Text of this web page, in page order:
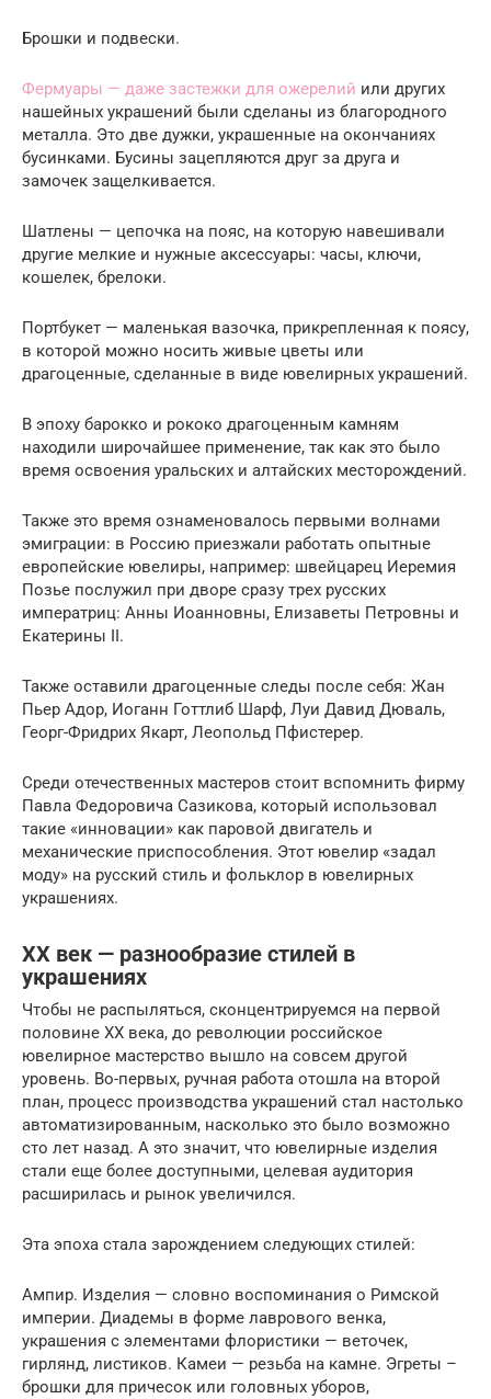
Брошки и подвески.
Фермуары — даже застежки для ожерелий или других
нашейных украшений были сделаны из благородного
металла. Это две дужки, украшенные на окончаниях
бусинками. Бусины зацепляются друг за друга и
замочек защелкивается.
Шатлены — цепочка на пояс, на которую навешивали
другие мелкие и нужные аксессуары: часы, ключи,
кошелек, брелоки.
Портбукет — маленькая вазочка, прикрепленная к поясу,
в которой можно носить живые цветы или
драгоценные, сделанные в виде ювелирных украшений.
В эпоху барокко и рококо драгоценным камням
находили широчайшее применение, так как это было
время освоения уральских и алтайских месторождений.
Также это время ознаменовалось первыми волнами
эмиграции: в Россию приезжали работать опытные
европейские ювелиры, например: швейцарец Иеремия
Позье послужил при дворе сразу трех русских
императриц: Анны Иоанновны, Елизаветы Петровны и
Екатерины II.
Также оставили драгоценные следы после себя: Жан
Пьер Адор, Иоганн Готтлиб Шарф, Луи Давид Дюваль,
Георг-Фридрих Якарт, Леопольд Пфистерер.
Среди отечественных мастеров стоит вспомнить фирму
Павла Федоровича Сазикова, который использовал
такие «инновации» как паровой двигатель и
механические приспособления. Этот ювелир «задал
моду» на русский стиль и фольклор в ювелирных
украшениях.
ХХ век — разнообразие стилей в
украшениях
Чтобы не распыляться, сконцентрируемся на первой
половине ХХ века, до революции российское
ювелирное мастерство вышло на совсем другой
уровень. Во-первых, ручная работа отошла на второй
план, процесс производства украшений стал настолько
автоматизированным, насколько это было возможно
сто лет назад. А это значит, что ювелирные изделия
стали еще более доступными, целевая аудитория
расширилась и рынок увеличился.
Эта эпоха стала зарождением следующих стилей:
Ампир. Изделия — словно воспоминания о Римской
империи. Диадемы в форме лаврового венка,
украшения с элементами флористики — веточек,
гирлянд, листиков. Камеи — резьба на камне. Эгреты –
брошки для причесок или головных уборов,